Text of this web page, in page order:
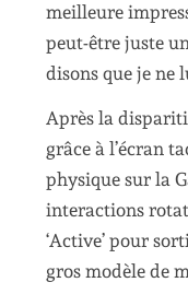
meilleure
peut-être juste
disons que je ne
Après la
grâce à l’écran
physique sur la
interactions
‘Active’ pour
gros modèle de